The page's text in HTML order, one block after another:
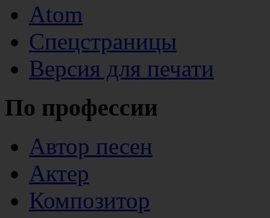
Atom
Спецстраницы
Версия для печати
По профессии
Автор песен
Актер
Композитор